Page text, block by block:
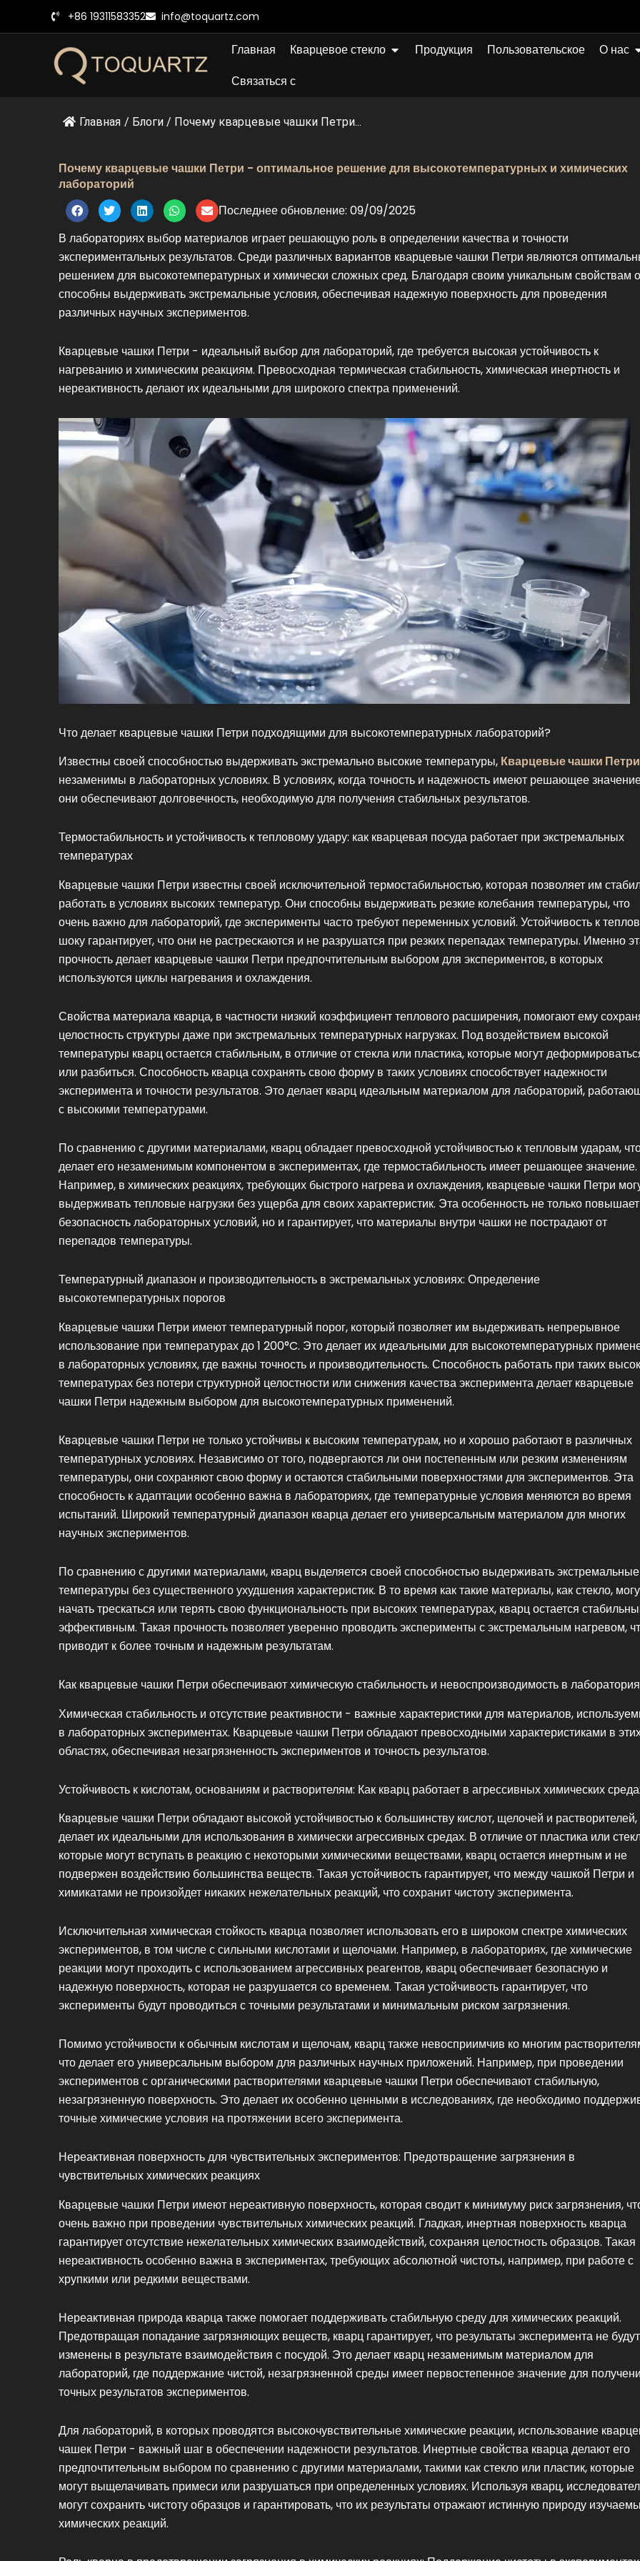
содержанию
+86 19311583352 info@toquartz.com
Главная Кварцевое стекло Открыто Quartz Glass
Продукция Пользовательское О нас
Связаться с
Главная / Блоги / Почему кварцевые чашки Петри...
Почему кварцевые чашки Петри - оптимальное решение для высокотемпературных и химических
лабораторий
Последнее обновление: 09/09/2025
В лабораториях выбор материалов играет решающую роль в определении качества и точности
экспериментальных результатов. Среди различных вариантов кварцевые чашки Петри являются
решением для высокотемпературных и химически сложных сред. Благодаря своим уникальным свойствам
способны выдерживать экстремальные условия, обеспечивая надежную поверхность для проведения
различных научных экспериментов.
Кварцевые чашки Петри - идеальный выбор для лабораторий, где требуется высокая устойчивость к
нагреванию и химическим реакциям. Превосходная термическая стабильность, химическая инертность и
нереактивность делают их идеальными для широкого спектра применений.
Что делает кварцевые чашки Петри подходящими для высокотемпературных лабораторий?
Известны своей способностью выдерживать экстремально высокие температуры, Кварцевые чашки Петри
незаменимы в лабораторных условиях. В условиях, когда точность и надежность имеют решающее
они обеспечивают долговечность, необходимую для получения стабильных результатов.
Термостабильность и устойчивость к тепловому удару: как кварцевая посуда работает при экстремальных
температурах
Кварцевые чашки Петри известны своей исключительной термостабильностью, которая позволяет им
работать в условиях высоких температур. Они способны выдерживать резкие колебания температуры, что
очень важно для лабораторий, где эксперименты часто требуют переменных условий. Устойчивость к
шоку гарантирует, что они не растрескаются и не разрушатся при резких перепадах температуры. Именно
прочность делает кварцевые чашки Петри предпочтительным выбором для экспериментов, в которых
используются циклы нагревания и охлаждения.
Свойства материала кварца, в частности низкий коэффициент теплового расширения, помогают ему
целостность структуры даже при экстремальных температурных нагрузках. Под воздействием высокой
температуры кварц остается стабильным, в отличие от стекла или пластика, которые могут
или разбиться. Способность кварца сохранять свою форму в таких условиях способствует надежности
эксперимента и точности результатов. Это делает кварц идеальным материалом для лабораторий,
с высокими температурами.
По сравнению с другими материалами, кварц обладает превосходной устойчивостью к тепловым ударам,
делает его незаменимым компонентом в экспериментах, где термостабильность имеет решающее значение.
Например, в химических реакциях, требующих быстрого нагрева и охлаждения, кварцевые чашки Петри
выдерживать тепловые нагрузки без ущерба для своих характеристик. Эта особенность не только повышает
безопасность лабораторных условий, но и гарантирует, что материалы внутри чашки не пострадают от
перепадов температуры.
Температурный диапазон и производительность в экстремальных условиях: Определение
высокотемпературных порогов
Кварцевые чашки Петри имеют температурный порог, который позволяет им выдерживать непрерывное
использование при температурах до 1 200°C. Это делает их идеальными для высокотемпературных
в лабораторных условиях, где важны точность и производительность. Способность работать при таких
температурах без потери структурной целостности или снижения качества эксперимента делает кварцевые
чашки Петри надежным выбором для высокотемпературных применений.
Кварцевые чашки Петри не только устойчивы к высоким температурам, но и хорошо работают в различных
температурных условиях. Независимо от того, подвергаются ли они постепенным или резким изменениям
температуры, они сохраняют свою форму и остаются стабильными поверхностями для экспериментов. Эта
способность к адаптации особенно важна в лабораториях, где температурные условия меняются во время
испытаний. Широкий температурный диапазон кварца делает его универсальным материалом для многих
научных экспериментов.
По сравнению с другими материалами, кварц выделяется своей способностью выдерживать экстремальные
температуры без существенного ухудшения характеристик. В то время как такие материалы, как стекло,
начать трескаться или терять свою функциональность при высоких температурах, кварц остается
эффективным. Такая прочность позволяет уверенно проводить эксперименты с экстремальным нагревом,
приводит к более точным и надежным результатам.
Как кварцевые чашки Петри обеспечивают химическую стабильность и невоспроизводимость в
Химическая стабильность и отсутствие реактивности - важные характеристики для материалов,
в лабораторных экспериментах. Кварцевые чашки Петри обладают превосходными характеристиками в
областях, обеспечивая незагрязненность экспериментов и точность результатов.
Устойчивость к кислотам, основаниям и растворителям: Как кварц работает в агрессивных химических
Кварцевые чашки Петри обладают высокой устойчивостью к большинству кислот, щелочей и растворителей,
делает их идеальными для использования в химически агрессивных средах. В отличие от пластика или
которые могут вступать в реакцию с некоторыми химическими веществами, кварц остается инертным и не
подвержен воздействию большинства веществ. Такая устойчивость гарантирует, что между чашкой Петри и
химикатами не произойдет никаких нежелательных реакций, что сохранит чистоту эксперимента.
Исключительная химическая стойкость кварца позволяет использовать его в широком спектре химических
экспериментов, в том числе с сильными кислотами и щелочами. Например, в лабораториях, где химические
реакции могут проходить с использованием агрессивных реагентов, кварц обеспечивает безопасную и
надежную поверхность, которая не разрушается со временем. Такая устойчивость гарантирует, что
эксперименты будут проводиться с точными результатами и минимальным риском загрязнения.
Помимо устойчивости к обычным кислотам и щелочам, кварц также невосприимчив ко многим
что делает его универсальным выбором для различных научных приложений. Например, при проведении
экспериментов с органическими растворителями кварцевые чашки Петри обеспечивают стабильную,
незагрязненную поверхность. Это делает их особенно ценными в исследованиях, где необходимо
точные химические условия на протяжении всего эксперимента.
Нереактивная поверхность для чувствительных экспериментов: Предотвращение загрязнения в
чувствительных химических реакциях
Кварцевые чашки Петри имеют нереактивную поверхность, которая сводит к минимуму риск загрязнения,
очень важно при проведении чувствительных химических реакций. Гладкая, инертная поверхность кварца
гарантирует отсутствие нежелательных химических взаимодействий, сохраняя целостность образцов. Такая
нереактивность особенно важна в экспериментах, требующих абсолютной чистоты, например, при работе с
хрупкими или редкими веществами.
Нереактивная природа кварца также помогает поддерживать стабильную среду для химических реакций.
Предотвращая попадание загрязняющих веществ, кварц гарантирует, что результаты эксперимента не будут
изменены в результате взаимодействия с посудой. Это делает кварц незаменимым материалом для
лабораторий, где поддержание чистой, незагрязненной среды имеет первостепенное значение для
точных результатов экспериментов.
Для лабораторий, в которых проводятся высокочувствительные химические реакции, использование
чашек Петри - важный шаг в обеспечении надежности результатов. Инертные свойства кварца делают его
предпочтительным выбором по сравнению с другими материалами, такими как стекло или пластик, которые
могут выщелачивать примеси или разрушаться при определенных условиях. Используя кварц,
могут сохранить чистоту образцов и гарантировать, что их результаты отражают истинную природу
химических реакций.